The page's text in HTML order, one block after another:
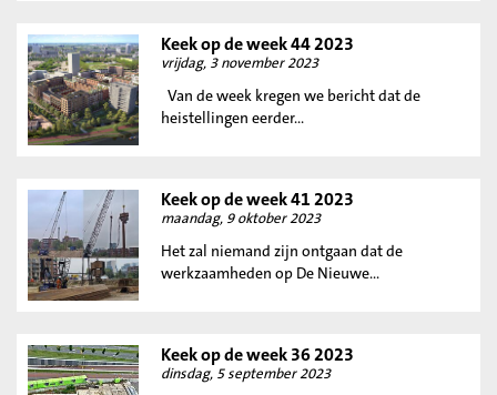
Keek op de week 44 2023
vrijdag, 3 november 2023
Van de week kregen we bericht dat de
heistellingen eerder...
Keek op de week 41 2023
maandag, 9 oktober 2023
Het zal niemand zijn ontgaan dat de
werkzaamheden op De Nieuwe...
Keek op de week 36 2023
dinsdag, 5 september 2023